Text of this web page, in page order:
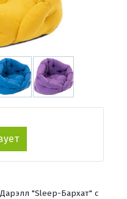
"Sleep-Бархат" с